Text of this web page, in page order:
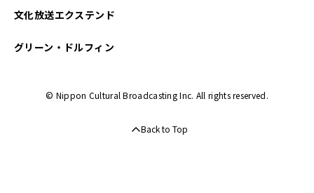
2024年12月
2024年11月
文化放送エクステンド
グリーン・ドルフィン
© Nippon Cultural Broadcasting Inc. All rights reserved.
Back to Top